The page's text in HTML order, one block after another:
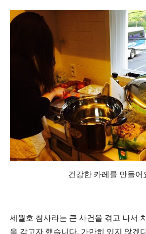
건강한 카레를 만들어
세월호 참사라는 큰 사건을 겪고 나서
을 갖고자 했습니다. 가만히 있지 않겠